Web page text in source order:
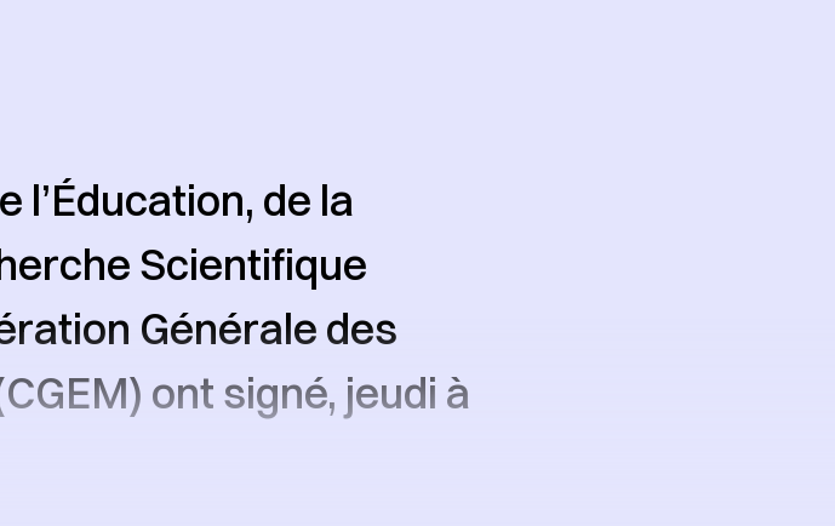
l’Éducation, de la
Scientifique
Générale des
ont signé, jeudi à